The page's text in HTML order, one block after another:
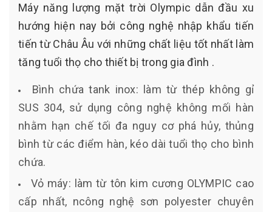
Máy năng lượng mặt trời Olympic dẫn đầu xu
hướng hiện nay bởi công nghệ nhập khẩu tiến
tiến từ Châu Âu với những chất liệu tốt nhất làm
tăng tuổi thọ cho thiết bị trong gia đình .
Bình chứa tank inox: làm từ thép không gỉ
SUS 304, sử dụng công nghệ không mối hàn
nhằm hạn chế tối đa nguy cơ phá hủy, thủng
bình từ các điểm hàn, kéo dài tuổi thọ cho bình
chứa.
Vỏ máy: làm từ tôn kim cương OLYMPIC cao
cấp nhất, ncông nghệ sơn polyester chuyên